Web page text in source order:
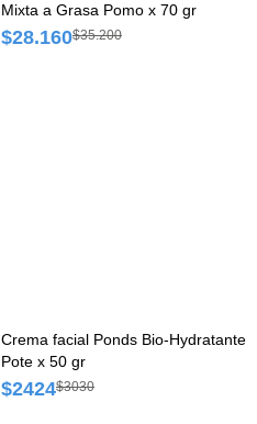
Mixta a Grasa Pomo x 70 gr
$28.160$35.200
Crema facial Ponds Bio-Hydratante
Pote x 50 gr
$2424$3030